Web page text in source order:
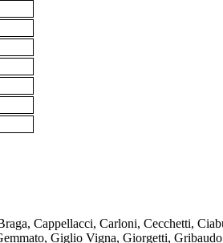
Cappellacci, Carloni, Cecchetti,
Giglio Vigna, Giorgetti,